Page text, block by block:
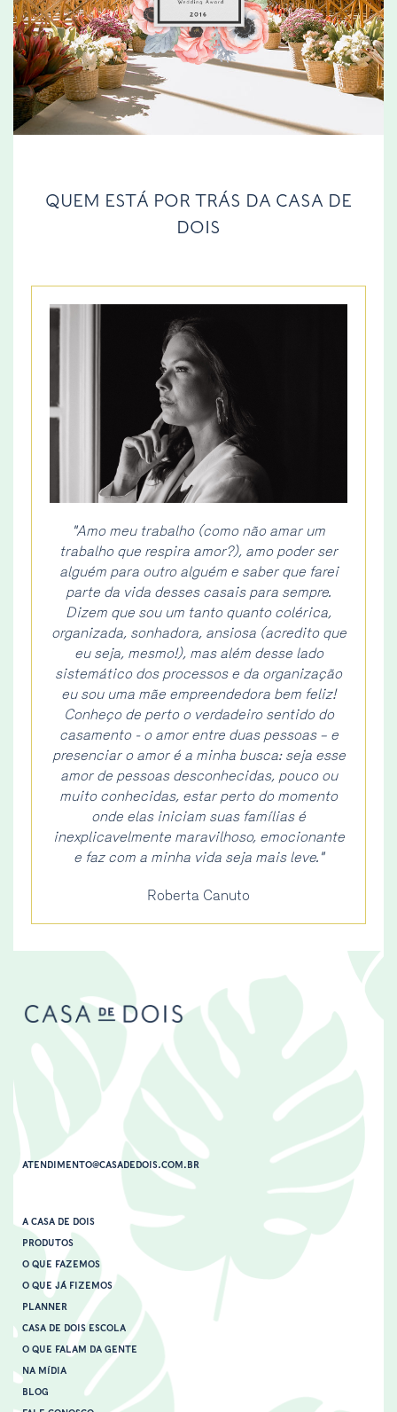
QUEM ESTÁ POR TRÁS DA CASA DE
DOIS
"Amo meu trabalho (como não amar um
trabalho que respira amor?), amo poder ser
alguém para outro alguém e saber que farei
parte da vida desses casais para sempre.
Dizem que sou um tanto quanto colérica,
organizada, sonhadora, ansiosa (acredito que
eu seja, mesmo!), mas além desse lado
sistemático dos processos e da organização
eu sou uma mãe empreendedora bem feliz!
Conheço de perto o verdadeiro sentido do
casamento - o amor entre duas pessoas – e
presenciar o amor é a minha busca: seja esse
amor de pessoas desconhecidas, pouco ou
muito conhecidas, estar perto do momento
onde elas iniciam suas famílias é
inexplicavelmente maravilhoso, emocionante
e faz com a minha vida seja mais leve."
Roberta Canuto
ATENDIMENTO@CASADEDOIS.COM.BR
A CASA DE DOIS
PRODUTOS
O QUE FAZEMOS
O QUE JÁ FIZEMOS
PLANNER
CASA DE DOIS ESCOLA
O QUE FALAM DA GENTE
NA MÍDIA
BLOG